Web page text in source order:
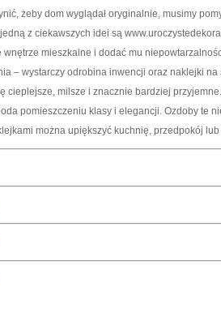
żeby dom wyglądał oryginalnie, musimy
z ciekawszych idei są
mieszkalne i dodać mu
– wystarczy odrobina inwencji oraz naklejki
cieplejsze, milsze i znacznie bardziej
pomieszczeniu klasy i elegancji. Ozdoby te
można upiększyć kuchnię, przedpokój lub